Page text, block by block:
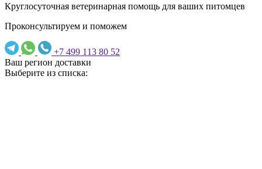
Круглосуточная ветеринарная помощь для ваших питомцев
Проконсультируем и поможем
+7 499 113 80 52
Ваш регион доставки
Выберите из списка: